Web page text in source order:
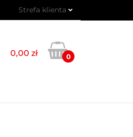
Strefa klienta
Zarejestruj się
Dodaj zgłoszenie
0,00 zł 0